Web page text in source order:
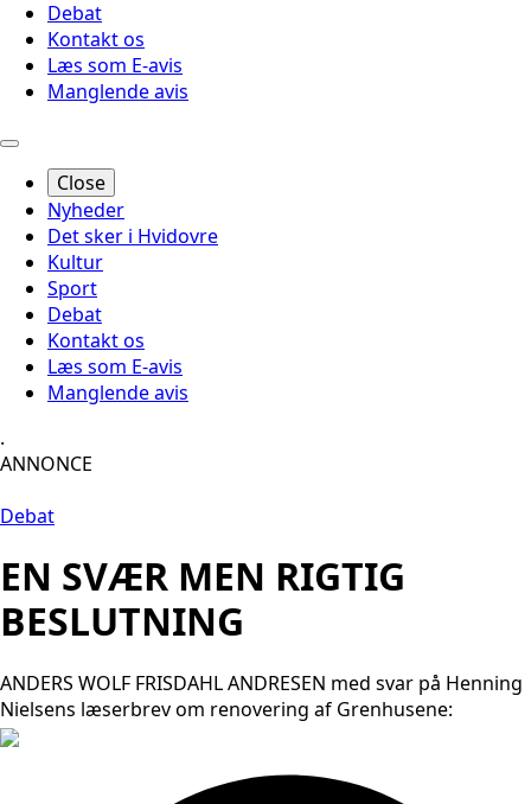
Debat
Kontakt os
Læs som E-avis
Manglende avis
Close
Nyheder
Det sker i Hvidovre
Kultur
Sport
Debat
Kontakt os
Læs som E-avis
Manglende avis
.
ANNONCE
Debat
EN SVÆR MEN RIGTIG
BESLUTNING
ANDERS WOLF FRISDAHL ANDRESEN med svar på Henning
Nielsens læserbrev om renovering af Grenhusene: